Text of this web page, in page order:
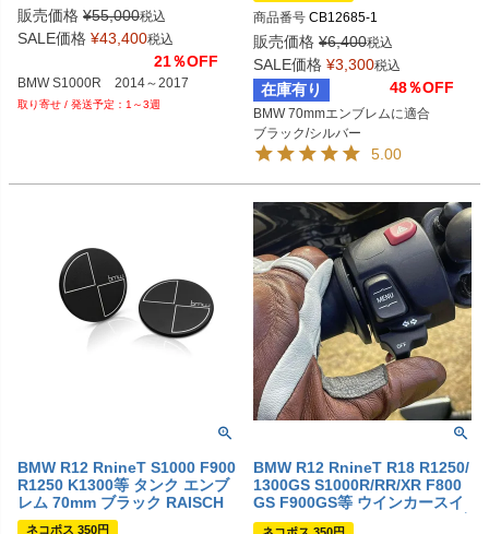
Drag型番：1811-3161
販売価格 ¥55,000税込
SALE価格 ¥43,400税込
21％OFF
BMW S1000R　2014～2017
1～3週
商品番号 CB12685-1
販売価格 ¥6,400税込
SALE価格 ¥3,300税込
在庫有り 48％OFF
BMW 70mmエンブレムに適合
ブラック/シルバー
5.00
BMW R12 RnineT S1000 F900
R1250 K1300等 タンク エンブ
レム 70mm ブラック RAISCH
ネコポス 350円
BMW R12 RnineT R18 R1250/
1300GS S1000R/RR/XR F800
GS F900GS等 ウインカースイ
ッチ エクステンション DKデザ